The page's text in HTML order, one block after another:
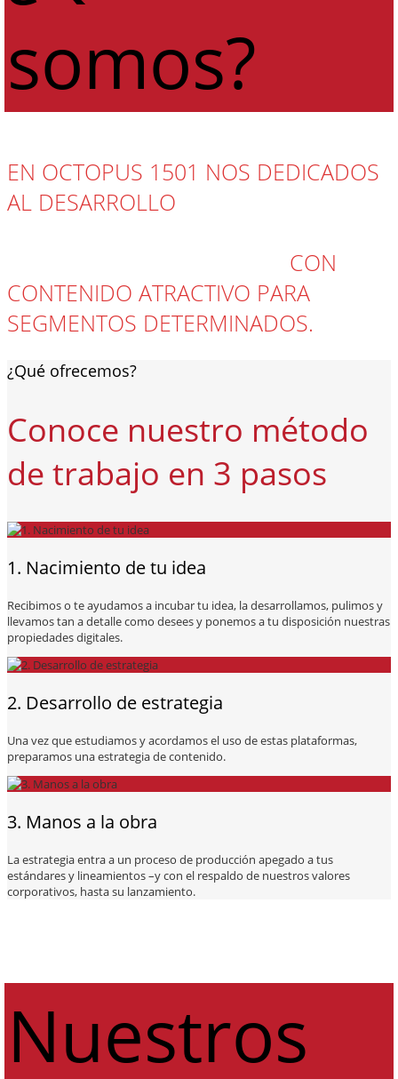
somos?
EN OCTOPUS 1501 NOS DEDICADOS
AL DESARROLLO
CON
CONTENIDO ATRACTIVO PARA
SEGMENTOS DETERMINADOS.
¿Qué ofrecemos?
Conoce nuestro método
de trabajo en 3 pasos
1. Nacimiento de tu idea
Recibimos o te ayudamos a incubar tu idea, la desarrollamos, pulimos y
llevamos tan a detalle como desees y ponemos a tu disposición nuestras
propiedades digitales.
2. Desarrollo de estrategia
Una vez que estudiamos y acordamos el uso de estas plataformas,
preparamos una estrategia de contenido.
3. Manos a la obra
La estrategia entra a un proceso de producción apegado a tus
estándares y lineamientos –y con el respaldo de nuestros valores
corporativos, hasta su lanzamiento.
Nuestros